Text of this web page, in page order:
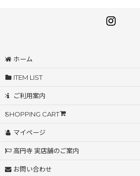
ホーム
ITEM LIST
ご利用案内
SHOPPING CART
マイページ
高円寺 実店舗のご案内
お問い合わせ